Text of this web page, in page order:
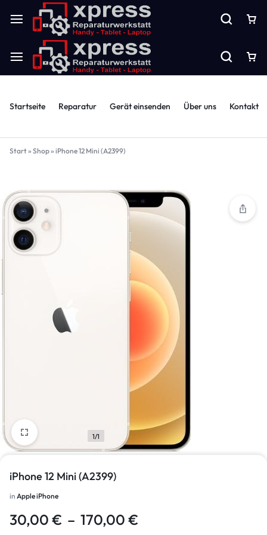
Startseite Reparatur Gerät einsenden Über uns Kontakt
Start» Shop» iPhone 12 Mini (A2399)
1/1
iPhone 12 Mini (A2399)
in Apple iPhone
30,00 € – 170,00 €